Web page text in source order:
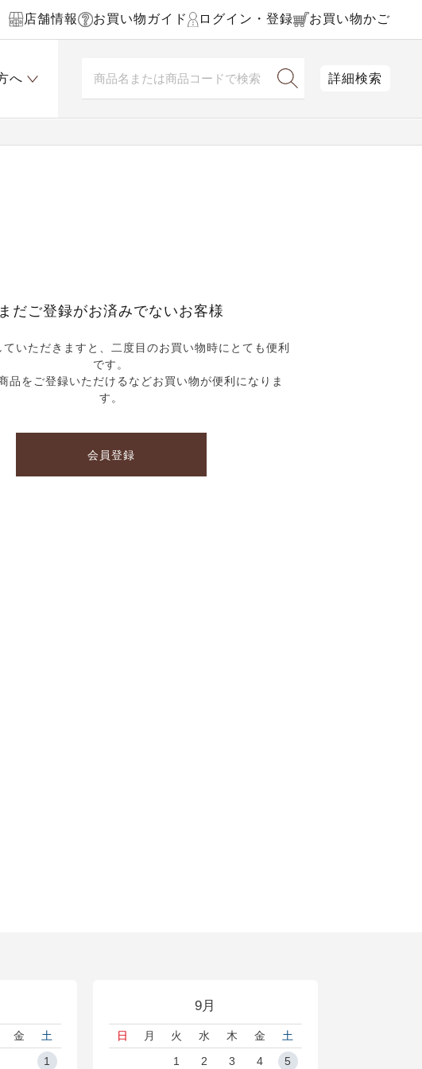
店舗情報 お買い物ガイド ログイン・登録 お買い物かご
へ 詳細検索
まだご登録がお済みでないお客様
いただきますと、二度目のお買い物時にとても便利
です。
品をご登録いただけるなどお買い物が便利になりま
す。
会員登録
金
土
1
9月
日 月 火 水 木 金
土
1
2 3 4 5